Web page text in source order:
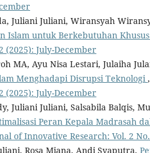
Juliani Juliani, Wiransyah
Islam untuk Berkebutuhan
(2025): July-December
MA, Ayu Nisa Lestari, Julaiha
Menghadapi Disrupsi Teknologi
(2025): July-December
Juliani Juliani, Salsabila Balqis,
Peran Kepala Madrasah
of Innovative Research: Vol. 2
Rosa Miana, Andi Syaputra,